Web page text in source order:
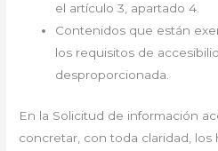
el artículo 3, apartado 4.
Contenidos que están
los requisitos de
desproporcionada.
En la Solicitud de información
concretar, con toda claridad,